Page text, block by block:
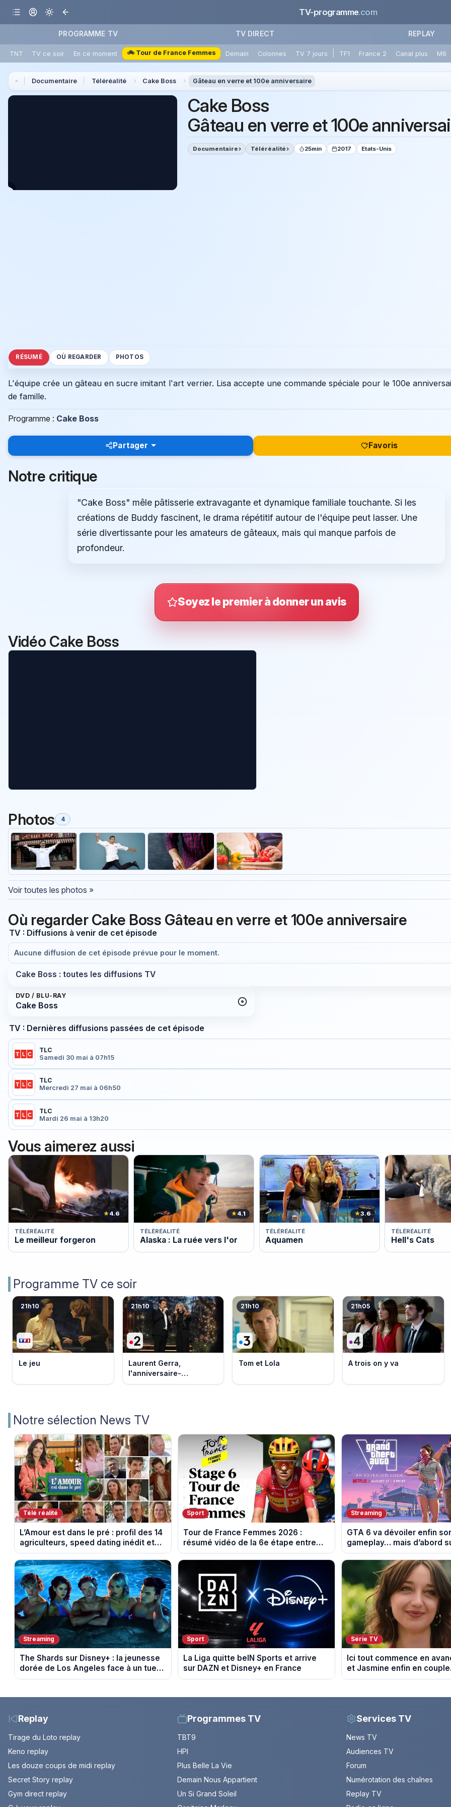
TV-programme.com
PROGRAMME TV TV DIRECT REPLAY
TNT TV ce soir En ce moment 🚲 Tour de France Femmes Demain Colonnes TV 7 jours TF1 France 2 Canal plus M6
Documentaire Téléréalité Cake Boss Gâteau en verre et 100e anniversaire
Cake Boss
Gâteau en verre et 100e
Documentaire Téléréalité 25min 2017 Etats-Unis
RÉSUMÉ OÙ REGARDER PHOTOS
L'équipe crée un gâteau en sucre imitant l'art verrier. Lisa accepte une commande spéciale pour le 100e
de famille.
Programme : Cake Boss
Partager Favoris
Notre critique
"Cake Boss" mêle pâtisserie extravagante et dynamique familiale touchante. Si les
créations de Buddy fascinent, le drama répétitif autour de l'équipe peut lasser. Une
série divertissante pour les amateurs de gâteaux, mais qui manque parfois de
profondeur.
Soyez le premier à donner un avis
Vidéo Cake Boss
Photos 4
Voir toutes les photos »
Où regarder Cake Boss Gâteau en verre et 100e anniversaire
TV : Diffusions à venir de cet épisode
Aucune diffusion de cet épisode prévue pour le moment.
Cake Boss : toutes les diffusions TV
DVD / BLU-RAY
Cake Boss
TV : Dernières diffusions passées de cet épisode
TLC
Samedi 30 mai à 07h15
TLC
Mercredi 27 mai à 06h50
TLC
Mardi 26 mai à 13h20
Vous aimerez aussi
★4.6
TÉLÉRÉALITÉ
Le meilleur forgeron
★4.1
TÉLÉRÉALITÉ
Alaska : La ruée vers l'or
★3.6
TÉLÉRÉALITÉ
Aquamen
TÉLÉRÉALITÉ
Hell's Cats
Programme TV ce soir
21h10
Le jeu
21h10
Laurent Gerra,
l'anniversaire-
événement
21h10
Tom et Lola
21h05
A trois on y va
Notre sélection News TV
Télé réalité
L’Amour est dans le pré : profil des 14
agriculteurs, speed dating inédit et
de nouvelles histoires d’amour
Sport
Tour de France Femmes 2026 :
résumé vidéo de la 6e étape entre
Montbrison et Tournon-sur-Rhône
Streaming
GTA 6 va dévoiler enfin
gameplay… mais d’abord
Streaming
The Shards sur Disney+ : la jeunesse
dorée de Los Angeles face à un tueur
dans les années 80
Sport
La Liga quitte beIN Sports et arrive
sur DAZN et Disney+ en France
Série TV
Ici tout commence en
et Jasmine enfin en
du 7 août 2026 (spoiler)
Replay
Tirage du Loto replay
Keno replay
Les douze coups de midi replay
Secret Story replay
Gym direct replay
Programmes TV
TBT9
HPI
Plus Belle La Vie
Demain Nous Appartient
Un Si Grand Soleil
Services TV
News TV
Audiences TV
Forum
Numérotation des chaînes
Replay TV